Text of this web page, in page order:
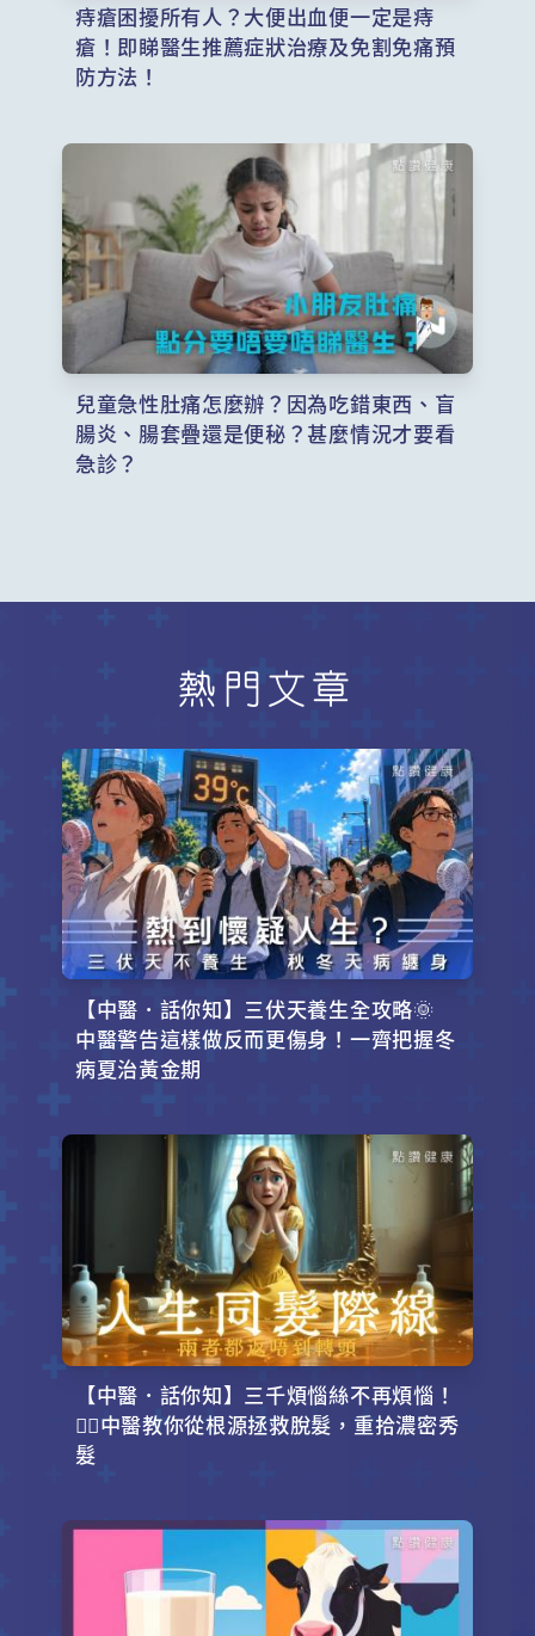
痔瘡困擾所有人？大便出血便一定是痔
瘡！即睇醫生推薦症狀治療及免割免痛預
防方法！
兒童急性肚痛怎麼辦？因為吃錯東西、盲
腸炎、腸套疊還是便秘？甚麼情況才要看
急診？
熱門文章
【中醫．話你知】三伏天養生全攻略🌞
中醫警告這樣做反而更傷身！一齊把握冬
病夏治黃金期
【中醫．話你知】三千煩惱絲不再煩惱！
💇‍♂️中醫教你從根源拯救脫髮，重拾濃密秀
髮